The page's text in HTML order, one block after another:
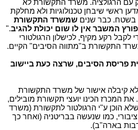
עם הרגולציה. משרד התקשורת לא
ראשי שיבחן טכנולוגיות ולא מחלקת
כבר שנים שמשרד התקשורת
המשבר אין לו שום יכולת להגיב."
רקע מקיף, לכישלון הרגולטורי
התקשורת ב"מתווה הסיבים" הקיים.
פריסת הסיבים, שרצה כעת ביישוב
קיבלה אישור של משרד התקשורת
המכרז הכינו יועצי תקשורת מובילים,
הוכן ע"י הרגולטור לתקשורת (משרד
כמו שנעשה בבריטניה (ואחר כך
בארה"ב).